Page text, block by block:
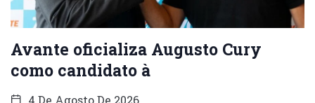
Avante oficializa Augusto Cury
como candidato à
4 De Agosto De 2026